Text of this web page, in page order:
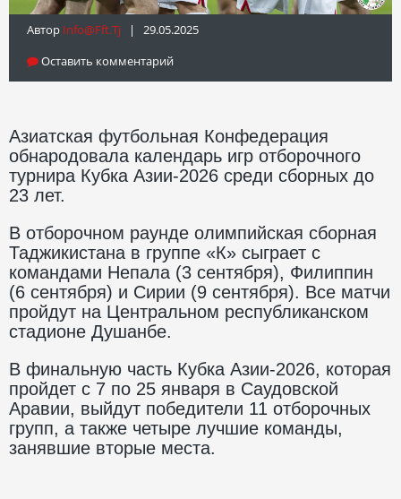
Автор Info@fft.tj | 29.05.2025
Оставить комментарий
Азиатская футбольная Конфедерация
обнародовала календарь игр отборочного
турнира Кубка Азии-2026 среди сборных до
23 лет.
В отборочном раунде олимпийская сборная
Таджикистана в группе «К» сыграет с
командами Непала (3 сентября), Филиппин
(6 сентября) и Сирии (9 сентября). Все матчи
пройдут на Центральном республиканском
стадионе Душанбе.
В финальную часть Кубка Азии-2026, которая
пройдет с 7 по 25 января в Саудовской
Аравии, выйдут победители 11 отборочных
групп, а также четыре лучшие команды,
занявшие вторые места.